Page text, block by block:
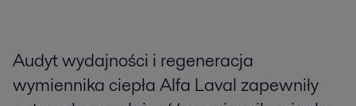
Audyt wydajności i regeneracja
wymiennika ciepła Alfa Laval zapewniły